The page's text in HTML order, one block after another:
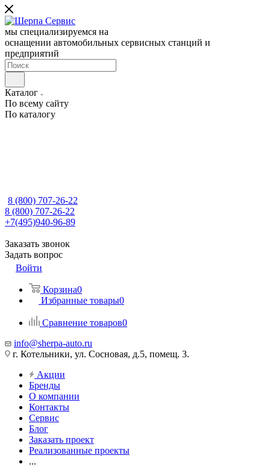
мы специализируемся на
оснащении автомобильных сервисных станций и
предприятий
Каталог
По всему сайту
По каталогу
8 (800) 707-26-22
8 (800) 707-26-22
+7(495)940-96-89
Заказать звонок
Задать вопрос
Войти
Корзина0
Избранные товары0
Сравнение товаров0
info@sherpa-auto.ru
г. Котельники, ул. Сосновая, д.5, помещ. 3.
Акции
Бренды
О компании
Контакты
Сервис
Блог
Заказать проект
Реализованные проекты
...